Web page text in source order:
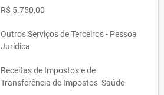
R$ 5.750,00
Outros Serviços de Terceiros - Pessoa
Jurídica
Receitas de Impostos e de
Transferência de Impostos  Saúde